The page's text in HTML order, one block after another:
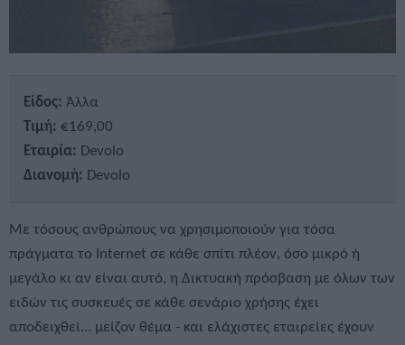
Είδος: Άλλα
Τιμή: €169,00
Εταιρία: Devolo
Διανομή: Devolo
Με τόσους ανθρώπους να χρησιμοποιούν για τόσα
πράγματα το Internet σε κάθε σπίτι πλέον, όσο μικρό ή
μεγάλο κι αν είναι αυτό, η Δικτυακή πρόσβαση με όλων των
ειδών τις συσκευές σε κάθε σενάριο χρήσης έχει
αποδειχθεί... μείζον θέμα - και ελάχιστες εταιρείες έχουν